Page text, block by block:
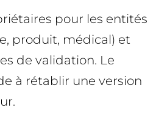
pour les entités
produit, médical) et
de validation. Le
à rétablir une version